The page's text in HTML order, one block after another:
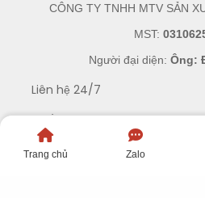
CÔNG TY TNHH MTV SẢN
MST:
Người đại diện: Ông:
Liên hệ 24/7
Chí Minh,
Trang chủ Zalo